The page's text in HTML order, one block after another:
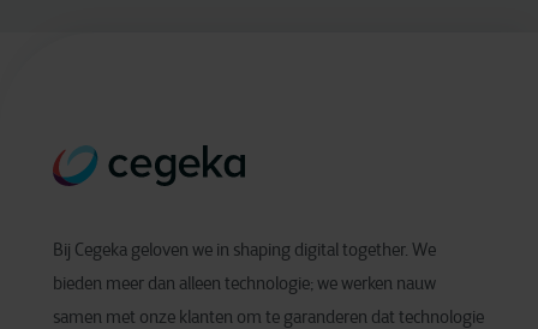
Bij Cegeka geloven we in shaping digital together. We
bieden meer dan alleen technologie; we werken nauw
samen met onze klanten om te garanderen dat technologie